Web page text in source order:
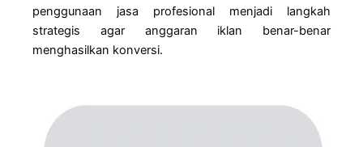
penggunaan jasa profesional menjadi langkah
strategis agar anggaran iklan benar-benar
menghasilkan konversi.